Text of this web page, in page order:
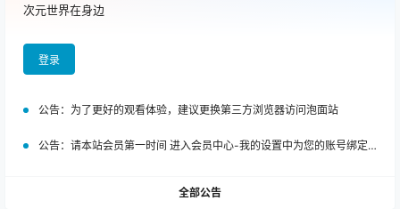
次元世界在身边
登录
公告： 为了更好的观看体验，建议更换第三方浏览器访问泡面站
公告： 请本站会员第一时间 进入会员中心-我的设置中为您的账号绑定邮箱!
全部公告